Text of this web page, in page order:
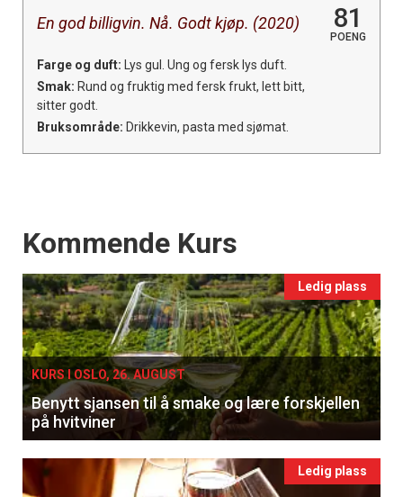
En god billigvin. Nå. Godt kjøp. (2020) 81
POENG
Farge og duft: Lys gul. Ung og fersk lys duft.
Smak: Rund og fruktig med fersk frukt, lett bitt,
sitter godt.
Bruksområde: Drikkevin, pasta med sjømat.
Events
Kommende Kurs
Ledig plass
KURS I OSLO, 26. AUGUST
Benytt sjansen til å smake og lære forskjellen
på hvitviner
Ledig plass